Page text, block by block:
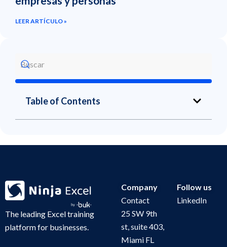
LEER ARTÍCULO »
Table of Contents
The leading Excel training
platform for businesses.
Company
Contact
25 SW 9th
st, suite 403,
Miami FL
Follow us
LinkedIn